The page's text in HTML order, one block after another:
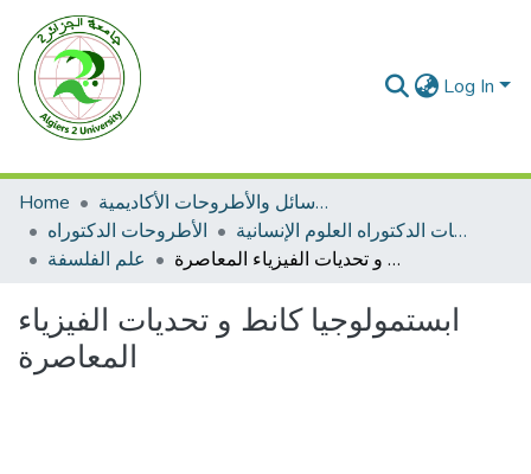
Log In
Home
الرسائل والأطروحات الأكاديمية
الأطروحات الدكتوراه
الأطروحات الدكتوراه العلوم الإنسانية
علم الفلسفة
ابستمولوجيا كانط و تحديات الفيزياء المعاصرة
ابستمولوجيا كانط و تحديات الفيزياء
المعاصرة